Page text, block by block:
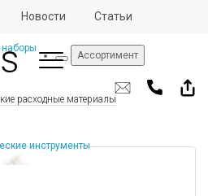
Новости Статьи
Ассортимент
инструменты
расходные материалы